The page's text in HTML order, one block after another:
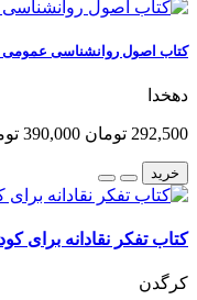
کتاب اصول روانشناسی
دهخدا
292,500 تومان 390,000 تومان
خرید
کتاب تفکر نقادانه برای
کرگدن